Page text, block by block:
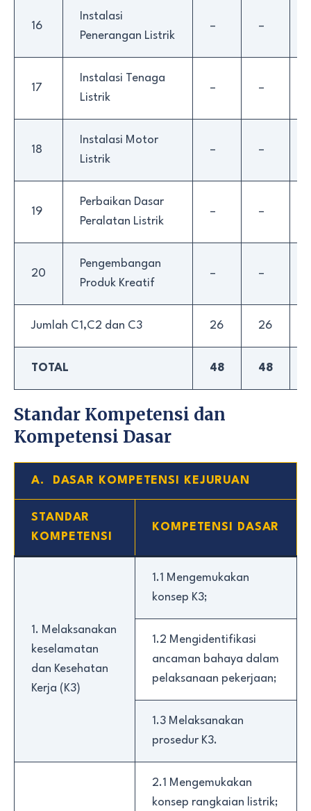
16
Instalasi
Penerangan Listrik
– –
17
Instalasi Tenaga
Listrik
– –
18
Instalasi Motor
Listrik
– –
19
Perbaikan Dasar
Peralatan Listrik
– –
20
Pengembangan
Produk Kreatif
– –
Jumlah C1,C2 dan C3 26 26
TOTAL 48 48
Standar Kompetensi dan
Kompetensi Dasar
A. DASAR KOMPETENSI KEJURUAN
STANDAR
KOMPETENSI
KOMPETENSI DASAR
1. Melaksanakan
keselamatan
dan Kesehatan
Kerja (K3)
1.1 Mengemukakan
konsep K3;
1.2 Mengidentifikasi
ancaman bahaya dalam
pelaksanaan pekerjaan;
1.3 Melaksanakan
prosedur K3.
2.1 Mengemukakan
konsep rangkaian listrik;